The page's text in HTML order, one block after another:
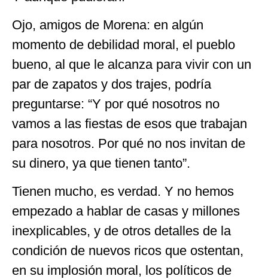
Ojo, amigos de Morena: en algún
momento de debilidad moral, el pueblo
bueno, al que le alcanza para vivir con un
par de zapatos y dos trajes, podría
preguntarse: “Y por qué nosotros no
vamos a las fiestas de esos que trabajan
para nosotros. Por qué no nos invitan de
su dinero, ya que tienen tanto”.
Tienen mucho, es verdad. Y no hemos
empezado a hablar de casas y millones
inexplicables, y de otros detalles de la
condición de nuevos ricos que ostentan,
en su implosión moral, los políticos de